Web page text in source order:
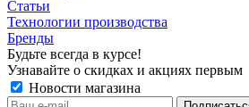
Статьи
Технологии производства
Бренды
Будьте всегда в курсе!
Узнавайте о скидках и акциях первым
Новости магазина